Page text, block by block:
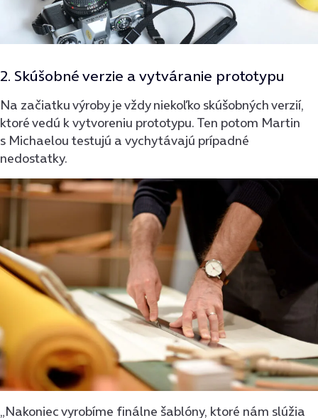
2. Skúšobné verzie a vytváranie prototypu
Na začiatku výroby je vždy niekoľko skúšobných verzií,
ktoré vedú k vytvoreniu prototypu. Ten potom Martin
s Michaelou testujú a vychytávajú prípadné
nedostatky.
„Nakoniec vyrobíme finálne šablóny, ktoré nám slúžia